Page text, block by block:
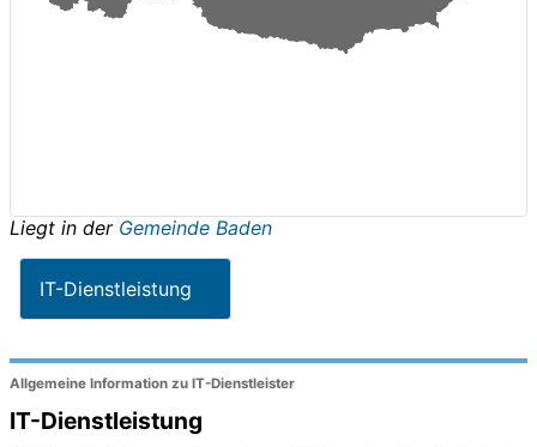
Liegt in der Gemeinde Baden
IT-Dienstleistung
Allgemeine Information zu IT-Dienstleister
IT-Dienstleistung